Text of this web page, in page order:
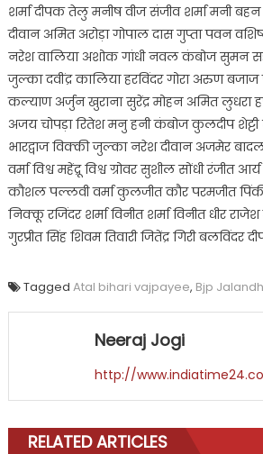
शर्मा दीपक तेलु मनीष वीज संजीव शर्मा मनी बहन
दीवान अमित अरोड़ा गोपाल दास गुप्ता पवन
नरेश वालिया अशोक गांधी नवल कंबोज सुमन
जुल्का दवींद्र कालिया हरविंदर गोरा अरुण
कल्याण अर्जुन खुराना सुरेंद्र मोहन अमित लुधरा
अजय चोपड़ा रितेश मनु हनी कंबोज कुलदीप शेट्टी
भारद्वाज विक्की जुल्का नरेश दीवान अजमेर
वर्मा विश्व महेंद्रू विश्व ग्रोवर सुशील सोंधी रंजीत
कौशल पल्लवी वर्मा कुलजीत कौर परमजीत
निक्कू रजिंदर शर्मा विनीत शर्मा विनीत धीर
गुरप्रीत सिंह शिवम तिवारी जितेंद्र गिरी बलविंदर
Tagged Atal bihari vajpayee, Bjp
Neeraj Jogi
http://
RELATED ARTICLES